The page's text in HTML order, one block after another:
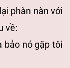
phàn nàn với
về:
bảo nó gặp tôi